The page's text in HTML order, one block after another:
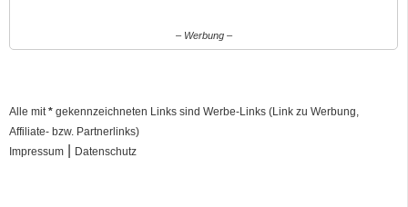
– Werbung –
Alle mit* gekennzeichneten Links sind Werbe-Links (Link zu Werbung,
Affiliate- bzw. Partnerlinks)
Impressum
Datenschutz